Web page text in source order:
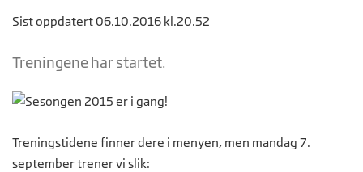
Sist oppdatert 06.10.2016 kl.20.52
Treningene har startet.
Treningstidene finner dere i menyen, men mandag 7.
september trener vi slik: